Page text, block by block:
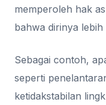
memperoleh hak
bahwa dirinya
Sebagai contoh,
seperti
ketidakstabilan